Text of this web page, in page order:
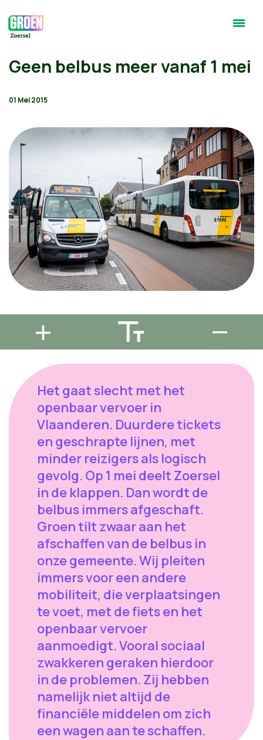
Geen belbus meer vanaf 1 mei
01 Mei 2015
Het gaat slecht met het
openbaar vervoer in
Vlaanderen. Duurdere tickets
en geschrapte lijnen, met
minder reizigers als logisch
gevolg. Op 1 mei deelt Zoersel
in de klappen. Dan wordt de
belbus immers afgeschaft.
Groen tilt zwaar aan het
afschaffen van de belbus in
onze gemeente. Wij pleiten
immers voor een andere
mobiliteit, die verplaatsingen
te voet, met de fiets en het
openbaar vervoer
aanmoedigt. Vooral sociaal
zwakkeren geraken hierdoor
in de problemen. Zij hebben
namelijk niet altijd de
financiële middelen om zich
een wagen aan te schaffen.